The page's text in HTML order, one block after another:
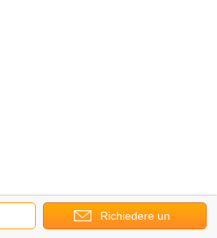
Richiedere un